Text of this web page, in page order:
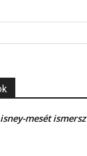
mesét